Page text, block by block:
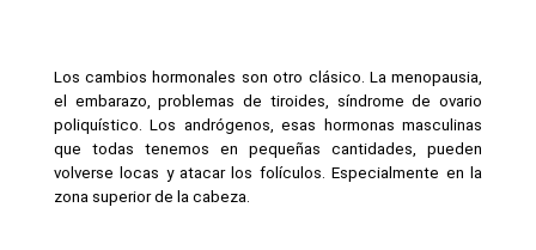
Los cambios hormonales son otro clásico. La menopausia,
el embarazo, problemas de tiroides, síndrome de ovario
poliquístico. Los andrógenos, esas hormonas masculinas
que todas tenemos en pequeñas cantidades, pueden
volverse locas y atacar los folículos. Especialmente en la
zona superior de la cabeza.